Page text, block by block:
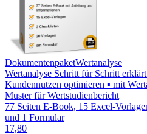
DokumentenpaketWertanalyse
Wertanalyse Schritt für Schritt
Kundennutzen optimieren ▪ mit
Muster für Wertstudienbericht
77 Seiten E-Book, 15 Excel-
und 1 Formular
17,80